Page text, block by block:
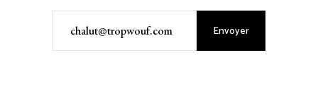
Envoyer